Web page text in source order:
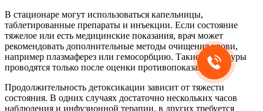
В стационаре могут использоваться капельницы,
таблетированные препараты и инъекции. Если состояние
тяжелое или есть медицинские показания, врач может
рекомендовать дополнительные методы очищения крови,
например плазмаферез или гемосорбцию. Такие процедуры
проводятся только после оценки противопоказаний.
Продолжительность детоксикации зависит от тяжести
состояния. В одних случаях достаточно нескольких часов
наблюдения и инфузионной терапии, в других требуется